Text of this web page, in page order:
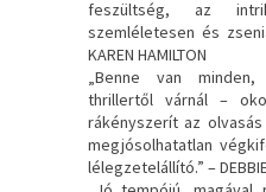
feszültség, az
szemléletesen és
KAREN HAMILTON
„Benne van
thrillertől várnál –
rákényszerít az
megjósolhatatlan
lélegzetelállító.” –